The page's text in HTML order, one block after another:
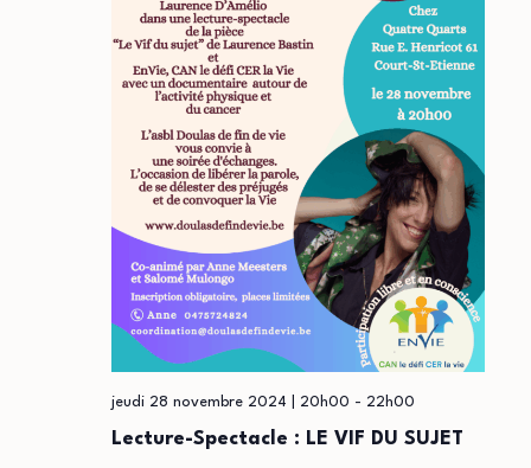
Lecture-Spectacle : LE VIF DU SUJET
jeudi 28 novembre 2024 | 20h00 - 22h00